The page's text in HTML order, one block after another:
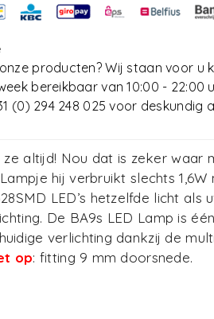
Toevoegen Aan Winkelwagen
producten? Wij staan voor u
bereikbaar van 10:00 - 22:00
(0) 294 248 025 voor deskundig
ze altijd! Nou dat is zeker waar
hij verbruikt slechts 1,6W
LED’s hetzelfde licht als
De BA9s LED Lamp is
verlichting dankzij de
op: fitting 9 mm doorsnede.